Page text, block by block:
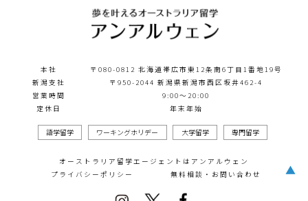
本社
〒080-0812 北海道帯広市東12条南6丁目1番地19号
新潟支社
〒950-2044 新潟県新潟市西区坂井462-4
営業時間
9:00～20:00
定休日
年末年始
語学留学 ワーキングホリデー 大学留学 専門留学
オーストラリア留学エージェントはアンアルウェン
プライバシーポリシー
無料相談・お問い合わせ ▲